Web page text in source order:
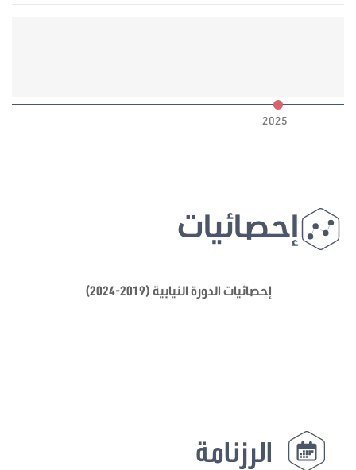
2025
إحصائيات
إحصائيات الدورة النيابية (2019-2024)
الرزنامة